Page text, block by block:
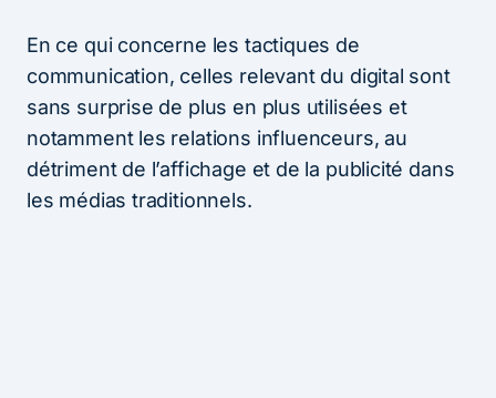
En ce qui concerne les tactiques de
communication, celles relevant du digital sont
sans surprise de plus en plus utilisées et
notamment les relations influenceurs, au
détriment de l’affichage et de la publicité dans
les médias traditionnels.